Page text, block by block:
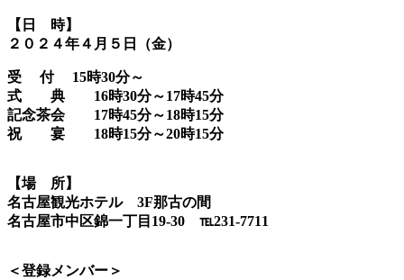
【日 時】
２０２４年４月５日（金）
受 付 15時30分～
式 典 16時30分～17時45分
記念茶会 17時45分～18時15分
祝 宴 18時15分～20時15分
【場 所】
名古屋観光ホテル 3F那古の間
名古屋市中区錦一丁目19-30 ℡231-7711
＜登録メンバー＞